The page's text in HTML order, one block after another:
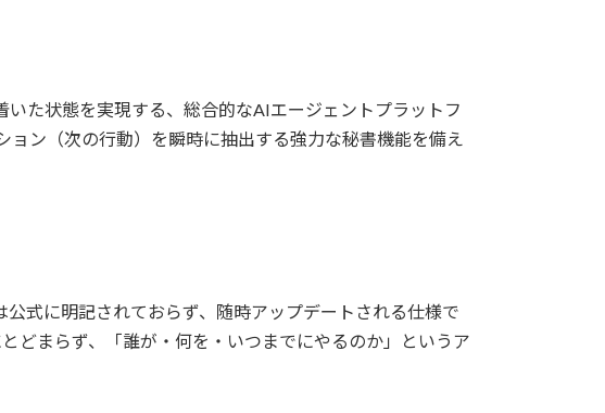
た状態を実現する、総合的なAIエージェントプラットフ
ン（次の行動）を瞬時に抽出する強力な秘書機能を備え
式に明記されておらず、随時アップデートされる仕様で
どまらず、「誰が・何を・いつまでにやるのか」というア